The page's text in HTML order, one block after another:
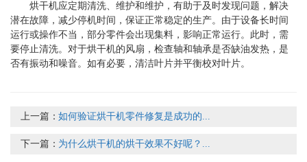
烘干机应定期清洗、维护和维护，有助于及时发现问题，解决
潜在故障，减少停机时间，保证正常稳定的生产。由于设备长时间
运行或操作不当，部分零件会出现集料，影响正常运行。此时，需
要停止清洗。对于烘干机的风扇，检查轴和轴承是否缺油发热，是
否有振动和噪音。如有必要，清洁叶片并平衡校对叶片。
上一篇：如何验证烘干机零件修复是成功的...
下一篇： 为什么烘干机的烘干效果不好呢？...